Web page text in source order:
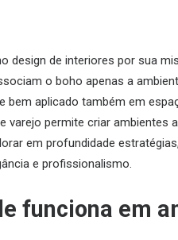
design de interiores por sua
o boho apenas a
bem aplicado também em
varejo permite criar ambientes
em profundidade
e profissionalismo.
funciona em